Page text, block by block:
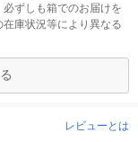
ずしも箱でのお届けを
庫状況等により異なる
レビューとは